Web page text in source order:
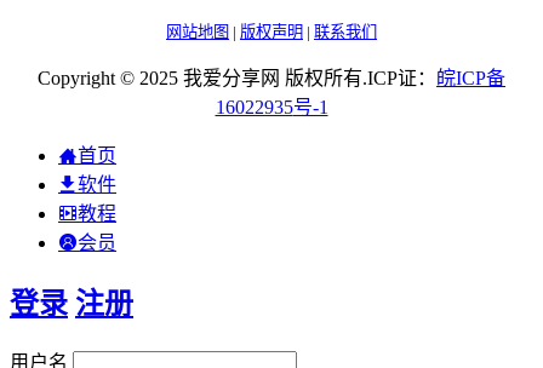
网站地图 | 版权声明 | 联系我们
Copyright © 2025 我爱分享网 版权所有.ICP证： 皖ICP备
16022935号-1
首页
软件
教程
会员
登录 注册
用户名